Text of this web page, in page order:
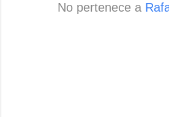
No pertenece a